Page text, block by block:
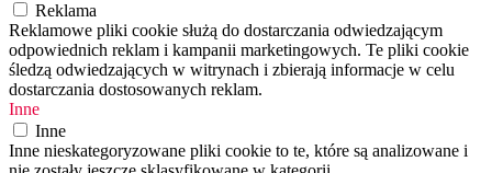
Reklama
Reklamowe pliki cookie służą do dostarczania odwiedzającym
odpowiednich reklam i kampanii marketingowych. Te pliki cookie
śledzą odwiedzających w witrynach i zbierają informacje w celu
dostarczania dostosowanych reklam.
Inne
Inne
Inne nieskategoryzowane pliki cookie to te, które są analizowane i